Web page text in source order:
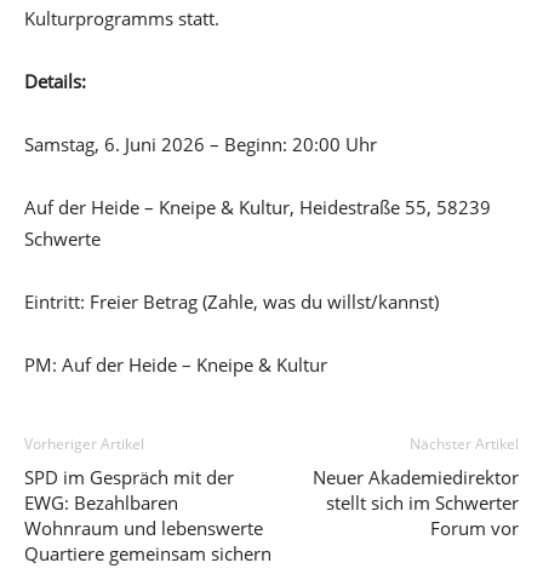
Kulturprogramms statt.
Details:
Samstag, 6. Juni 2026 – Beginn: 20:00 Uhr
Auf der Heide – Kneipe & Kultur, Heidestraße 55, 58239
Schwerte
Eintritt: Freier Betrag (Zahle, was du willst/kannst)
PM: Auf der Heide – Kneipe & Kultur
Vorheriger Artikel
SPD im Gespräch mit der
EWG: Bezahlbaren
Wohnraum und lebenswerte
Quartiere gemeinsam sichern
Nächster Artikel
Neuer Akademiedirektor
stellt sich im Schwerter
Forum vor